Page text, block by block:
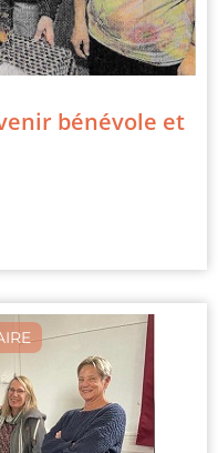
bénévole et